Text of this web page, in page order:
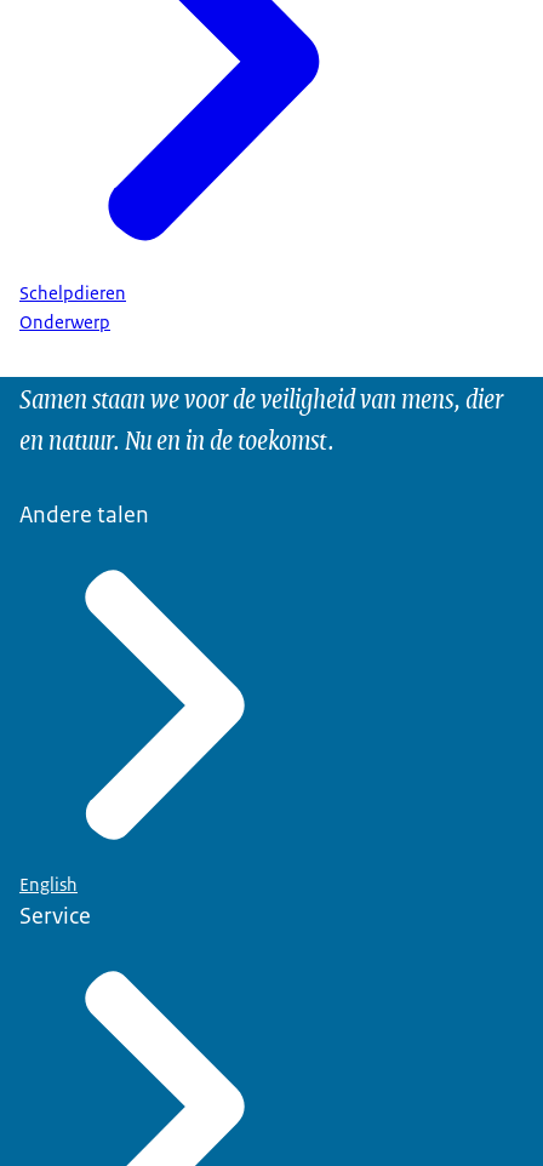
Schelpdieren
Onderwerp
Samen staan we voor de veiligheid van mens, dier
en natuur. Nu en in de toekomst.
Andere talen
English
Service